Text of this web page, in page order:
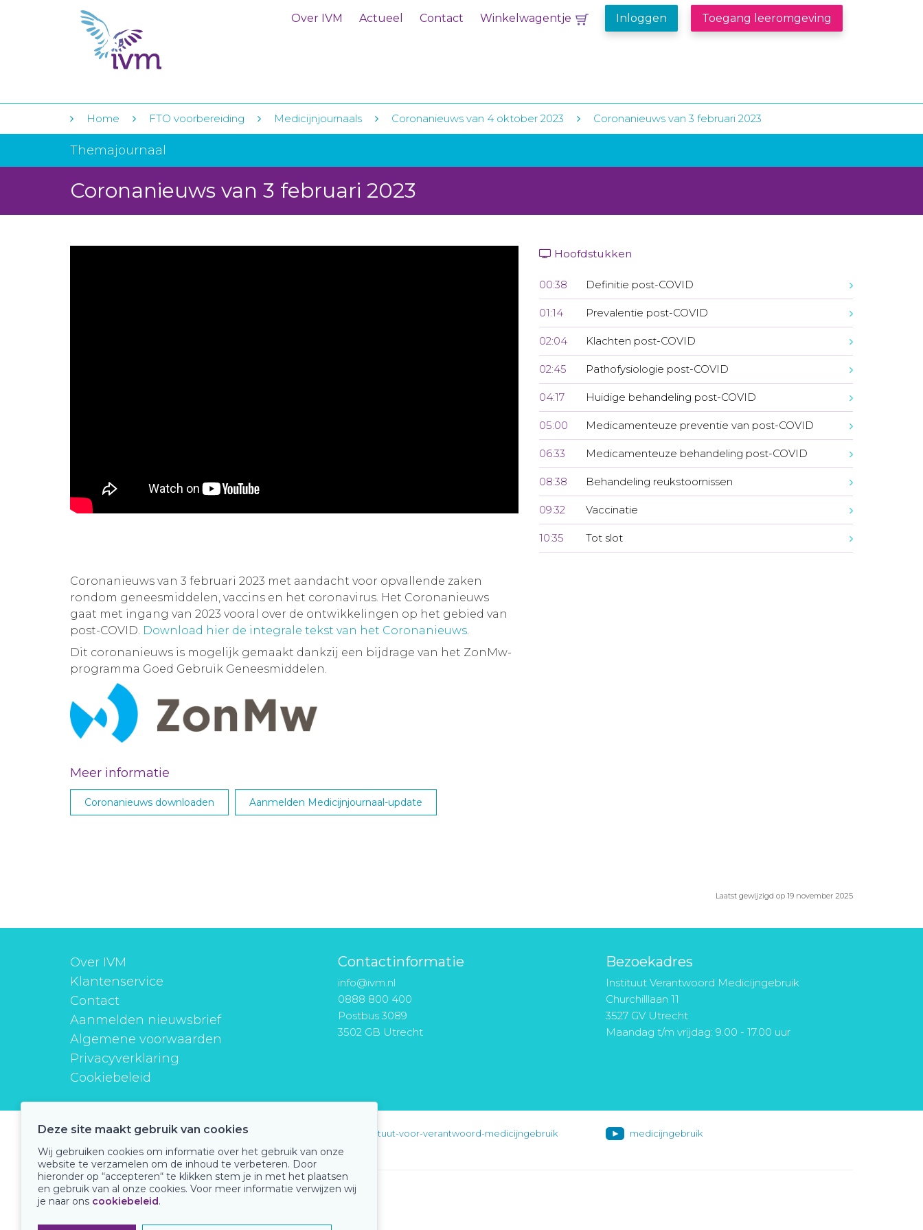
Over IVM Actueel Contact Winkelwagentje Inloggen Toegang leeromgeving
Home FTO voorbereiding Medicijnjournaals Coronanieuws van 4 oktober 2023 Coronanieuws van 3 februari 2023
Themajournaal
Coronanieuws van 3 februari 2023
Hoofdstukken
00:38 Definitie post-COVID
01:14 Prevalentie post-COVID
02:04 Klachten post-COVID
02:45 Pathofysiologie post-COVID
04:17 Huidige behandeling post-COVID
05:00 Medicamenteuze preventie van post-COVID
06:33 Medicamenteuze behandeling post-COVID
08:38 Behandeling reukstoornissen
09:32 Vaccinatie
10:35 Tot slot
Coronanieuws van 3 februari 2023 met aandacht voor opvallende zaken
rondom geneesmiddelen, vaccins en het coronavirus. Het Coronanieuws
gaat met ingang van 2023 vooral over de ontwikkelingen op het gebied van
post-COVID. Download hier de integrale tekst van het Coronanieuws.
Dit coronanieuws is mogelijk gemaakt dankzij een bijdrage van het ZonMw-
programma Goed Gebruik Geneesmiddelen.
Meer informatie
Coronanieuws downloaden Aanmelden Medicijnjournaal-update
Laatst gewijzigd op 19 november 2025
Over IVM
Klantenservice
Contact
Aanmelden nieuwsbrief
Algemene voorwaarden
Privacyverklaring
Cookiebeleid
Contactinformatie
info@ivm.nl
0888 800 400
Postbus 3089
3502 GB Utrecht
Bezoekadres
Instituut Verantwoord Medicijngebruik
Churchilllaan 11
3527 GV Utrecht
Maandag t/m vrijdag: 9.00 - 17.00 uur
instituutverantwoordmedicijngebruik instituut-voor-verantwoord-medicijngebruik medicijngebruik
Onze keurmerken
Deze site maakt gebruik van cookies
Wij gebruiken cookies om informatie over het gebruik van onze
website te verzamelen om de inhoud te verbeteren. Door
hieronder op “accepteren“ te klikken stem je in met het plaatsen
en gebruik van al onze cookies. Voor meer informatie verwijzen wij
je naar ons cookiebeleid.